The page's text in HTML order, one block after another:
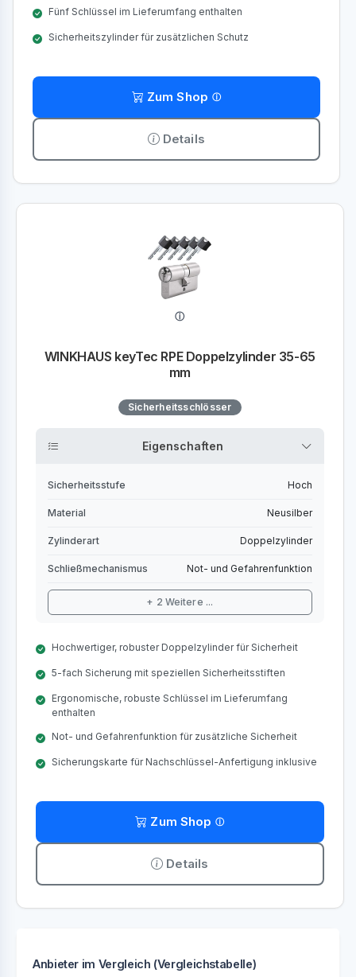
Fünf Schlüssel im Lieferumfang enthalten
Sicherheitszylinder für zusätzlichen Schutz
Zum Shop
Details
WINKHAUS keyTec RPE Doppelzylinder 35-65
mm
Sicherheitsschlösser
Eigenschaften
Sicherheitsstufe Hoch
Material Neusilber
Zylinderart Doppelzylinder
Schließmechanismus Not- und Gefahrenfunktion
+ 2 Weitere ...
Hochwertiger, robuster Doppelzylinder für Sicherheit
5-fach Sicherung mit speziellen Sicherheitsstiften
Ergonomische, robuste Schlüssel im Lieferumfang
enthalten
Not- und Gefahrenfunktion für zusätzliche Sicherheit
Sicherungskarte für Nachschlüssel-Anfertigung inklusive
Zum Shop
Details
Anbieter im Vergleich (Vergleichstabelle)